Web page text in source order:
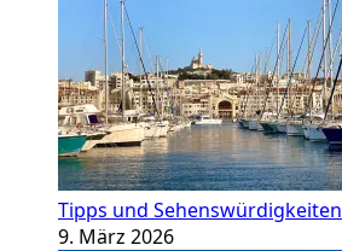
Tipps und Sehenswürdigkeiten
9. März 2026